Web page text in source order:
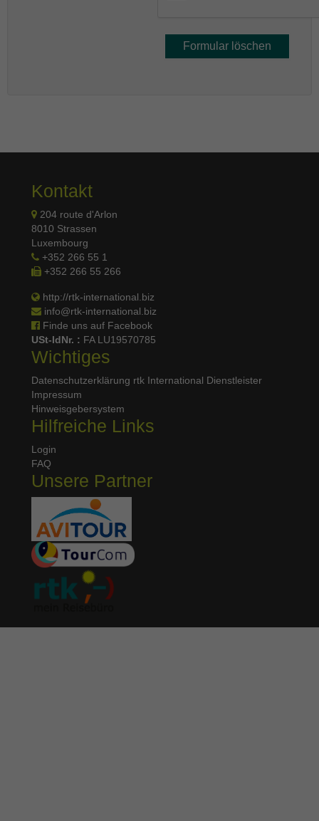
Formular löschen
Kontakt
204 route d'Arlon
8010 Strassen
Luxembourg
+352 266 55 1
+352 266 55 266
http://rtk-international.biz
info@rtk-international.biz
Finde uns auf Facebook
USt-IdNr. : FA LU19570785
Wichtiges
Datenschutzerklärung rtk International Dienstleister
Impressum
Hinweisgebersystem
Hilfreiche Links
Login
FAQ
Unsere Partner